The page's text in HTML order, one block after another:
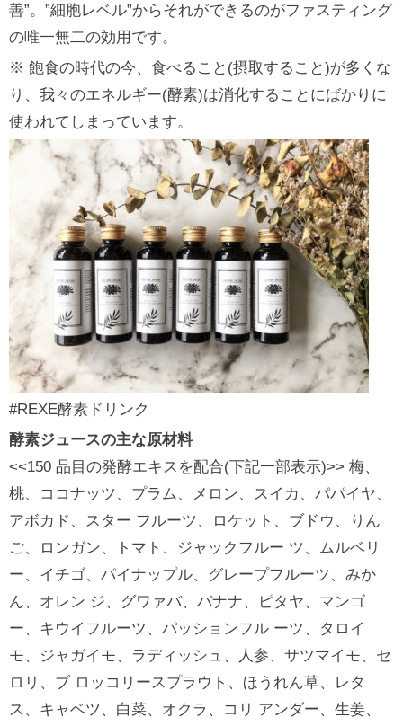
善”。”細胞レベル”からそれができるのがファスティング
の唯一無二の効用です。
※ 飽食の時代の今、食べること(摂取すること)が多くな
り、我々のエネルギー(酵素)は消化することにばかりに
使われてしまっています。
#REXE酵素ドリンク
酵素ジュースの主な原材料
<<150 品目の発酵エキスを配合(下記一部表示)>> 梅、
桃、ココナッツ、プラム、メロン、スイカ、パパイヤ、
アボカド、スター フルーツ、ロケット、ブドウ、りん
ご、ロンガン、トマト、ジャックフルー ツ、ムルベリ
ー、イチゴ、パイナップル、グレープフルーツ、みか
ん、オレン ジ、グワァバ、バナナ、ピタヤ、マンゴ
ー、キウイフルーツ、パッションフル ーツ、タロイ
モ、ジャガイモ、ラディッシュ、人参、サツマイモ、セ
ロリ、ブ ロッコリースプラウト、ほうれん草、レタ
ス、キャベツ、白菜、オクラ、コリ アンダー、生姜、